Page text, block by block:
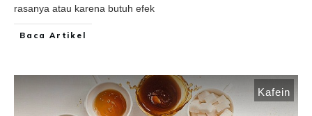
rasanya atau karena butuh efek
Baca Artikel
Kafein